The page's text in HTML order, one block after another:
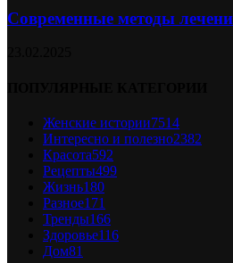
Современные методы
Женские истории7514
Интересно и полезно2382
Красота592
Рецепты499
Жизнь180
Разное171
Тренды166
Здоровье116
Дом81